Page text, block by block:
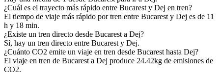
¿Cuál es el trayecto más rápido entre Bucarest y Dej en tren?
El tiempo de viaje más rápido por tren entre Bucarest y Dej es de 11
h y 18 min.
¿Existe un tren directo desde Bucarest a Dej?
Sí, hay un tren directo entre Bucarest y Dej.
¿Cuánto CO2 emite un viaje en tren desde Bucarest hasta Dej?
El viaje en tren de Bucarest a Dej produce 24.42kg de emisiones de
CO2.